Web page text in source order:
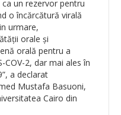
un rezervor pentru
o încărcătură virală
urmare,
orale și
orală pentru a
COV-2, dar mai ales în
a declarat
Mustafa Basuoni,
Cairo din